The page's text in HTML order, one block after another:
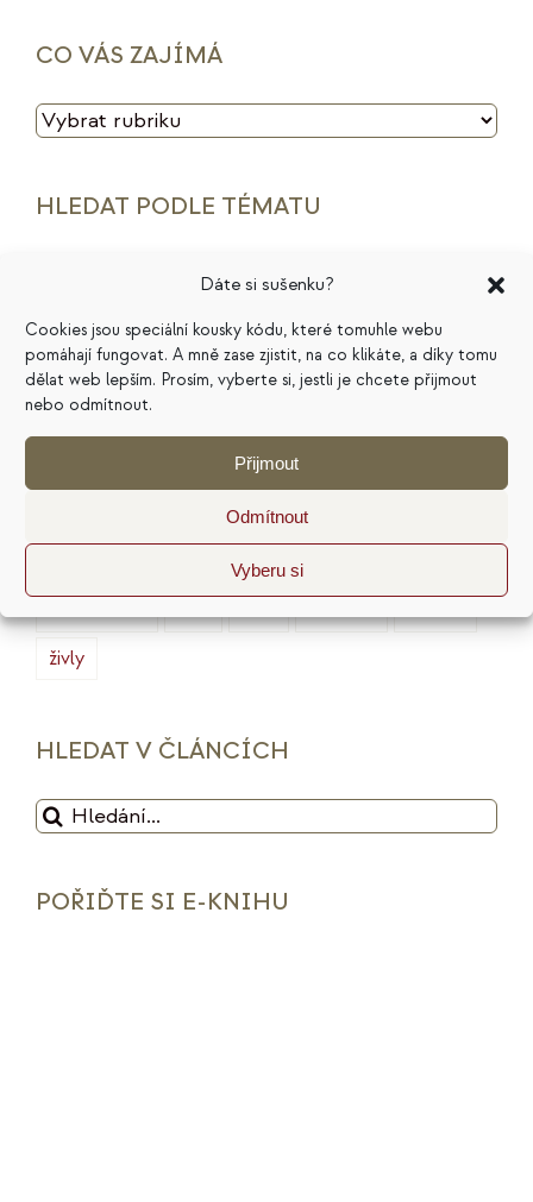
Dáte si sušenku?
Cookies jsou speciální kousky kódu, které tomuhle webu
pomáhají fungovat. A mně zase zjistit, na co klikáte, a díky tomu
dělat web lepším. Prosím, vyberte si, jestli je chcete přijmout
nebo odmítnout.
Přijmout
Odmítnout
Vyberu si
CO VÁS ZAJÍMÁ
CO
HLEDAT PODLE TÉMATU
cenotvorba
finance
HSP ideální zákazník
introjekty
intuice
konkurence legacy
magie
podnikání
psychologie
strategie
živly
HLEDAT V ČLÁNCÍCH
Hledat:
POŘIĎTE SI E-KNIHU